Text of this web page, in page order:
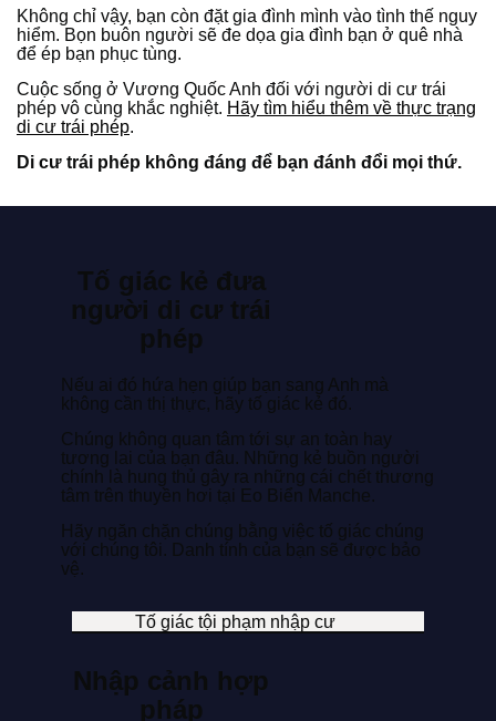
Không chỉ vậy, bạn còn đặt gia đình mình vào tình thế nguy
hiểm. Bọn buôn người sẽ đe dọa gia đình bạn ở quê nhà
để ép bạn phục tùng.
Cuộc sống ở Vương Quốc Anh đối với người di cư trái
phép vô cùng khắc nghiệt. Hãy tìm hiểu thêm về thực trạng
di cư trái phép.
Di cư trái phép không đáng để bạn đánh đổi mọi thứ.
Tố giác kẻ đưa
người di cư trái
phép
Nếu ai đó hứa hẹn giúp bạn sang Anh mà
không cần thị thực, hãy tố giác kẻ đó.
Chúng không quan tâm tới sự an toàn hay
tương lai của bạn đâu. Những kẻ buồn người
chính là hung thủ gây ra những cái chết thương
tâm trên thuyền hơi tại Eo Biển Manche.
Hãy ngăn chặn chúng bằng việc tố giác chúng
với chúng tôi. Danh tính của bạn sẽ được bảo
vệ.
Nhập cảnh hợp
pháp
Tố giác tội phạm nhập cư